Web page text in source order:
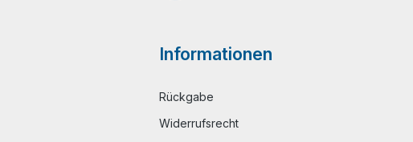
Informationen
Rückgabe
Widerrufsrecht